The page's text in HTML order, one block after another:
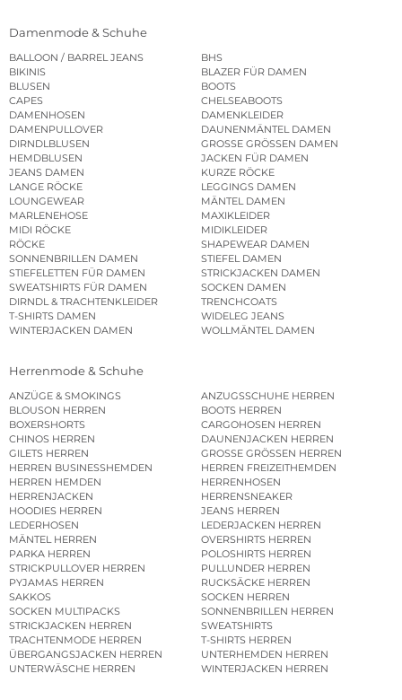
Damenmode & Schuhe
BALLOON / BARREL JEANS
BHS
BIKINIS
BLAZER FÜR DAMEN
BLUSEN
BOOTS
CAPES
CHELSEABOOTS
DAMENHOSEN
DAMENKLEIDER
DAMENPULLOVER
DAUNENMÄNTEL DAMEN
DIRNDLBLUSEN
GROSSE GRÖSSEN DAMEN
HEMDBLUSEN
JACKEN FÜR DAMEN
JEANS DAMEN
KURZE RÖCKE
LANGE RÖCKE
LEGGINGS DAMEN
LOUNGEWEAR
MÄNTEL DAMEN
MARLENEHOSE
MAXIKLEIDER
MIDI RÖCKE
MIDIKLEIDER
RÖCKE
SHAPEWEAR DAMEN
SONNENBRILLEN DAMEN
STIEFEL DAMEN
STIEFELETTEN FÜR DAMEN
STRICKJACKEN DAMEN
SWEATSHIRTS FÜR DAMEN
SOCKEN DAMEN
DIRNDL & TRACHTENKLEIDER
TRENCHCOATS
T-SHIRTS DAMEN
WIDELEG JEANS
WINTERJACKEN DAMEN
WOLLMÄNTEL DAMEN
Herrenmode & Schuhe
ANZÜGE & SMOKINGS
ANZUGSSCHUHE HERREN
BLOUSON HERREN
BOOTS HERREN
BOXERSHORTS
CARGOHOSEN HERREN
CHINOS HERREN
DAUNENJACKEN HERREN
GILETS HERREN
GROSSE GRÖSSEN HERREN
HERREN BUSINESSHEMDEN
HERREN FREIZEITHEMDEN
HERREN HEMDEN
HERRENHOSEN
HERRENJACKEN
HERRENSNEAKER
HOODIES HERREN
JEANS HERREN
LEDERHOSEN
LEDERJACKEN HERREN
MÄNTEL HERREN
OVERSHIRTS HERREN
PARKA HERREN
POLOSHIRTS HERREN
STRICKPULLOVER HERREN
PULLUNDER HERREN
PYJAMAS HERREN
RUCKSÄCKE HERREN
SAKKOS
SOCKEN HERREN
SOCKEN MULTIPACKS
SONNENBRILLEN HERREN
STRICKJACKEN HERREN
SWEATSHIRTS
TRACHTENMODE HERREN
T-SHIRTS HERREN
ÜBERGANGSJACKEN HERREN
UNTERHEMDEN HERREN
UNTERWÄSCHE HERREN
WINTERJACKEN HERREN